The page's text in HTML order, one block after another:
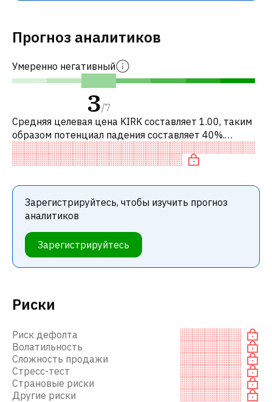
Риски
Риск дефолта
Волатильность
Сложность продажи
Стресс-тест
Страновые риски
Другие риски
Прогноз аналитиков
Умеренно негативный
3/7
Средняя целевая цена KIRK составляет 1.00, таким
образом потенциал падения составляет 40%.
Обычно это означает рекомендацию «ПРОДАВАТЬ»
среди инвестиционных компаний или
Зарегистрируйтесь, чтобы изучить прогноз
аналитиков
Зарегистрируйтесь